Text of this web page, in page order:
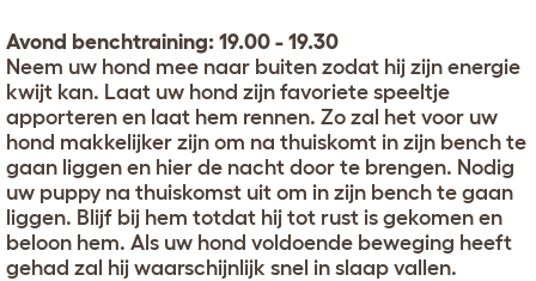
Avond benchtraining: 19.00 - 19.30
Neem uw hond mee naar buiten zodat hij zijn energie
kwijt kan. Laat uw hond zijn favoriete speeltje
apporteren en laat hem rennen. Zo zal het voor uw
hond makkelijker zijn om na thuiskomt in zijn bench te
gaan liggen en hier de nacht door te brengen. Nodig
uw puppy na thuiskomst uit om in zijn bench te gaan
liggen. Blijf bij hem totdat hij tot rust is gekomen en
beloon hem. Als uw hond voldoende beweging heeft
gehad zal hij waarschijnlijk snel in slaap vallen.